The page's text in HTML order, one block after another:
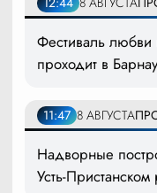
Фестиваль любви
проходит в
11:47 8 АВГУСТА
Надворные
Усть-